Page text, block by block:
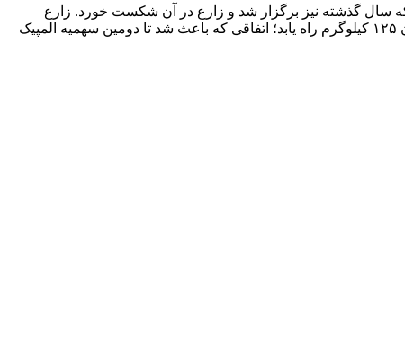
که سال گذشته نیز برگزار شد و زارع در آن شکست خورد. زارع
اما توانست با اداره کشتی و در پیش گرفتن یک نقشه دقیق و درست با نتیجه ۴ بر صفر و با اقتدار طاها آکگل را شکست داده و به فینال وزن ۱۲۵ کیلوگرم راه یابد؛ اتفاقی که باعث شد تا دومین سهمیه المپیک